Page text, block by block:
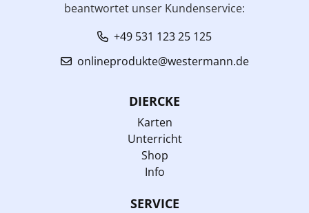
beantwortet unser Kundenservice:
+49 531 123 25 125
onlineprodukte@westermann.de
DIERCKE
Karten
Unterricht
Shop
Info
SERVICE